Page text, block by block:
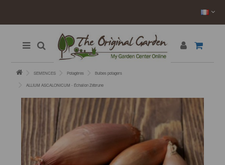
SEMENCES Potagères Bulbes potagers
ALLIUM ASCALONICUM - Échalion Zébrune